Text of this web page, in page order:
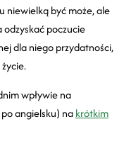
niewielką być może, ale
odzyskać poczucie
dla niego przydatności,
wpływie na
angielsku) nakrótkim